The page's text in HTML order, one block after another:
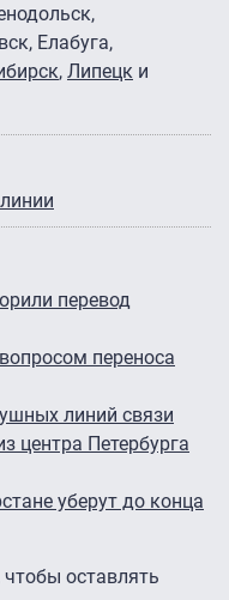
Елабуга,
, Липецк и
перевод
переноса
линий связи
центра Петербурга
уберут до конца
чтобы оставлять